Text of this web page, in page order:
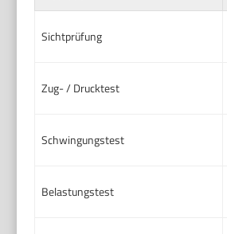
Sichtprüfung
Zug- / Drucktest
Schwingungstest
Belastungstest